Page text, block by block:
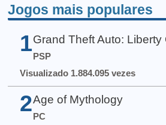
Jogos mais populares
1 Grand Theft Auto: Liberty
PSP
Visualizado 1.884.095 vezes
2 Age of Mythology
PC